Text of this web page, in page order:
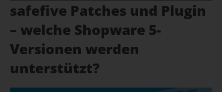
safefive Patches und Plugin
– welche Shopware 5-
Versionen werden
unterstützt?